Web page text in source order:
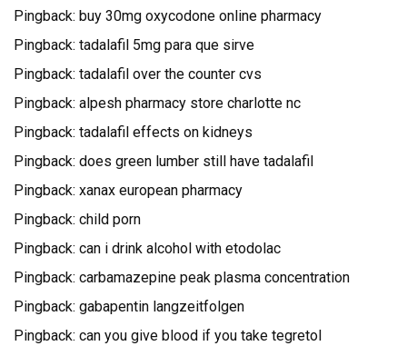
Pingback: buy 30mg oxycodone online pharmacy
Pingback: tadalafil 5mg para que sirve
Pingback: tadalafil over the counter cvs
Pingback: alpesh pharmacy store charlotte nc
Pingback: tadalafil effects on kidneys
Pingback: does green lumber still have tadalafil
Pingback: xanax european pharmacy
Pingback: child porn
Pingback: can i drink alcohol with etodolac
Pingback: carbamazepine peak plasma concentration
Pingback: gabapentin langzeitfolgen
Pingback: can you give blood if you take tegretol